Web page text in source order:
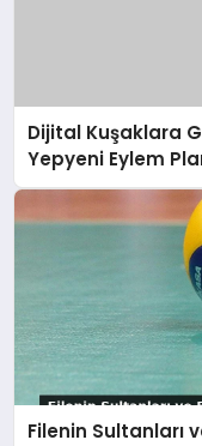
Dijital Kuşaklara
Yepyeni Eylem
Filenin Sultanları